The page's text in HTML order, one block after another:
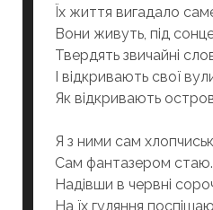
Їх життя вигадало
Вони живуть, під
Твердять звичайні
І відкривають свої
Як відкривають
Я з ними сам
Сам фантазером стаю.
Надівши в червні
На їх гуляння